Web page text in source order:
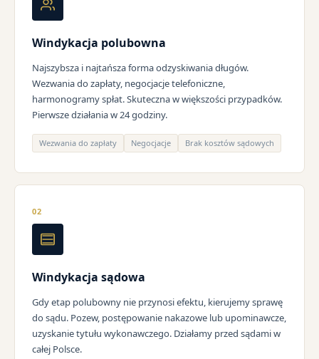
Windykacja polubowna
Najszybsza i najtańsza forma odzyskiwania długów.
Wezwania do zapłaty, negocjacje telefoniczne,
harmonogramy spłat. Skuteczna w większości przypadków.
Pierwsze działania w 24 godziny.
Wezwania do zapłaty Negocjacje Brak kosztów sądowych
02
Windykacja sądowa
Gdy etap polubowny nie przynosi efektu, kierujemy sprawę
do sądu. Pozew, postępowanie nakazowe lub upominawcze,
uzyskanie tytułu wykonawczego. Działamy przed sądami w
całej Polsce.